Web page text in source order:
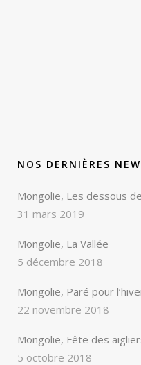
NOS DERNIÈRES
Mongolie, Les dessous
31 mars 2019
Mongolie, La Vallée
5 décembre 2018
Mongolie, Paré pour
22 novembre 2018
Mongolie, Fête des
5 octobre 2018